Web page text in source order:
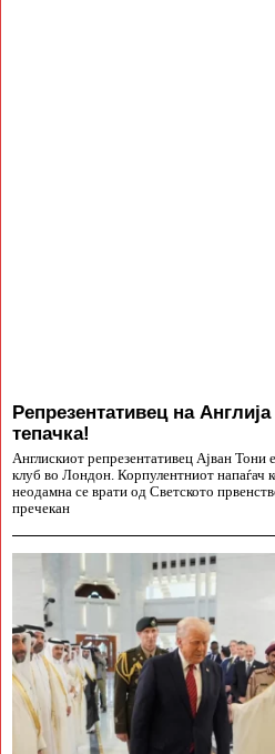
Репрезентативец на
тепачка!
Англискиот репрезентативец Ајван Тони
клуб во Лондон. Корпулентниот напаѓач
неодамна се врати од Светското
пречекан